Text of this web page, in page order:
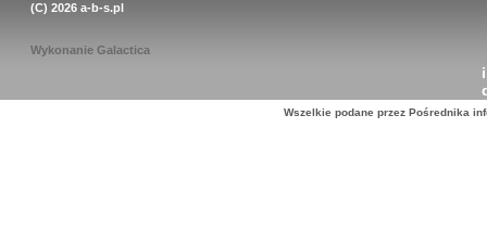
(C) 2026 a-b-s.pl
Wykonanie Galactica
Wszelkie podane przez Pośrednika